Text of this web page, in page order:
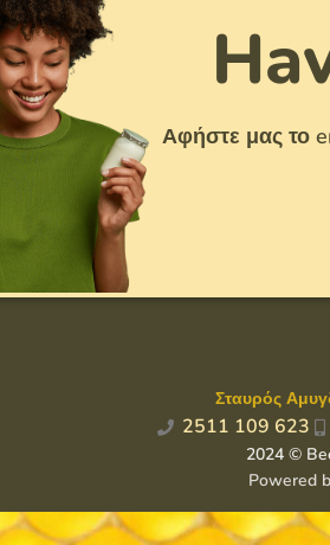
Αφήστε μας το
Σταυρός
2511 109 623
2024 ©
Powered